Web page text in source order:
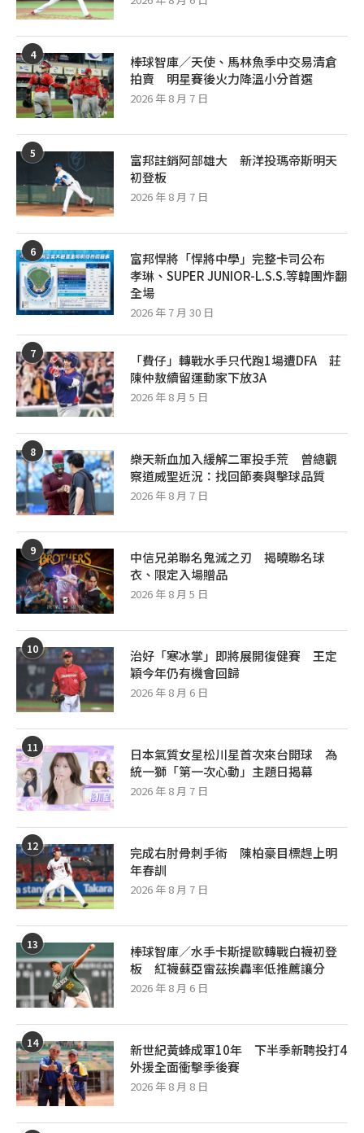
4
棒球智庫／天使、馬林魚季中交易清倉
拍賣 明星賽後火力降溫小分首選
2026 年 8 月 7 日
5
富邦註銷阿部雄大 新洋投瑪帝斯明天
初登板
2026 年 8 月 7 日
6
富邦悍將「悍將中學」完整卡司公布
孝琳、SUPER JUNIOR-L.S.S.等韓團炸翻
全場
2026 年 7 月 30 日
7
「費仔」轉戰水手只代跑1場遭DFA 莊
陳仲敖續留運動家下放3A
2026 年 8 月 5 日
8
樂天新血加入緩解二軍投手荒 曾總觀
察道威聖近況：找回節奏與擊球品質
2026 年 8 月 7 日
9
中信兄弟聯名鬼滅之刃 揭曉聯名球
衣、限定入場贈品
2026 年 8 月 5 日
10
治好「寒冰掌」即將展開復健賽 王定
穎今年仍有機會回歸
2026 年 8 月 6 日
11
日本氣質女星松川星首次來台開球 為
統一獅「第一次心動」主題日揭幕
2026 年 8 月 7 日
12
完成右肘骨刺手術 陳柏豪目標趕上明
年春訓
2026 年 8 月 7 日
13
棒球智庫／水手卡斯提歐轉戰白襪初登
板 紅襪蘇亞雷茲挨轟率低推薦讓分
2026 年 8 月 6 日
14
新世紀黃蜂成軍10年 下半季新聘投打4
外援全面衝擊季後賽
2026 年 8 月 8 日